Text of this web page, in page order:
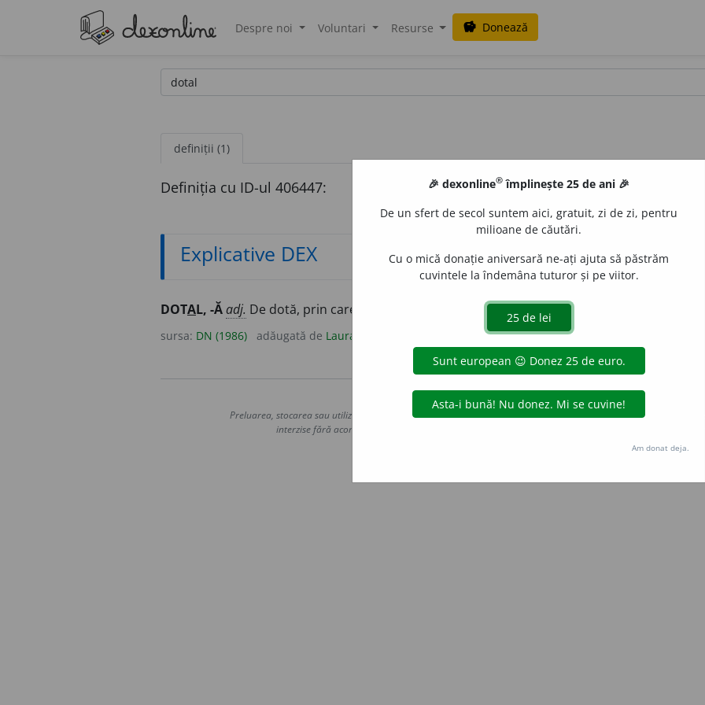
Despre noi Voluntari Resurse savings Donează
definiții (1)
Definiția cu ID-ul 406447:
Explicative DEX
DOTAL, -Ăadj. De dotă, prin care se constituie o dotă. [Cf.fr.dotal,lat.
sursa: DN (1986) adăugată de LauraGellner
Copyright © 2004-2026 dexonline (https://dexonline.ro)
Preluarea, stocarea sau utilizarea datelor de pe acest site, inclusiv prin orice metode de extragere automată
interzise fără acordul nostru prealabil scris, cu excepția seturilor de date oferite oficial spre utilizare
Hosterion
🎉 dexonline® împlinește 25 de ani 🎉
De un sfert de secol suntem aici, gratuit, zi de zi, pentru
milioane de căutări.
Cu o mică donație aniversară ne-ați ajuta să păstrăm
cuvintele la îndemâna tuturor și pe viitor.
Am donat deja.